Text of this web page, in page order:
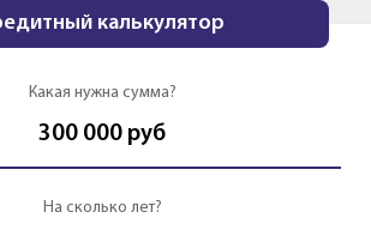
калькулятор
Какая нужна сумма?
300 000 руб
На сколько лет?